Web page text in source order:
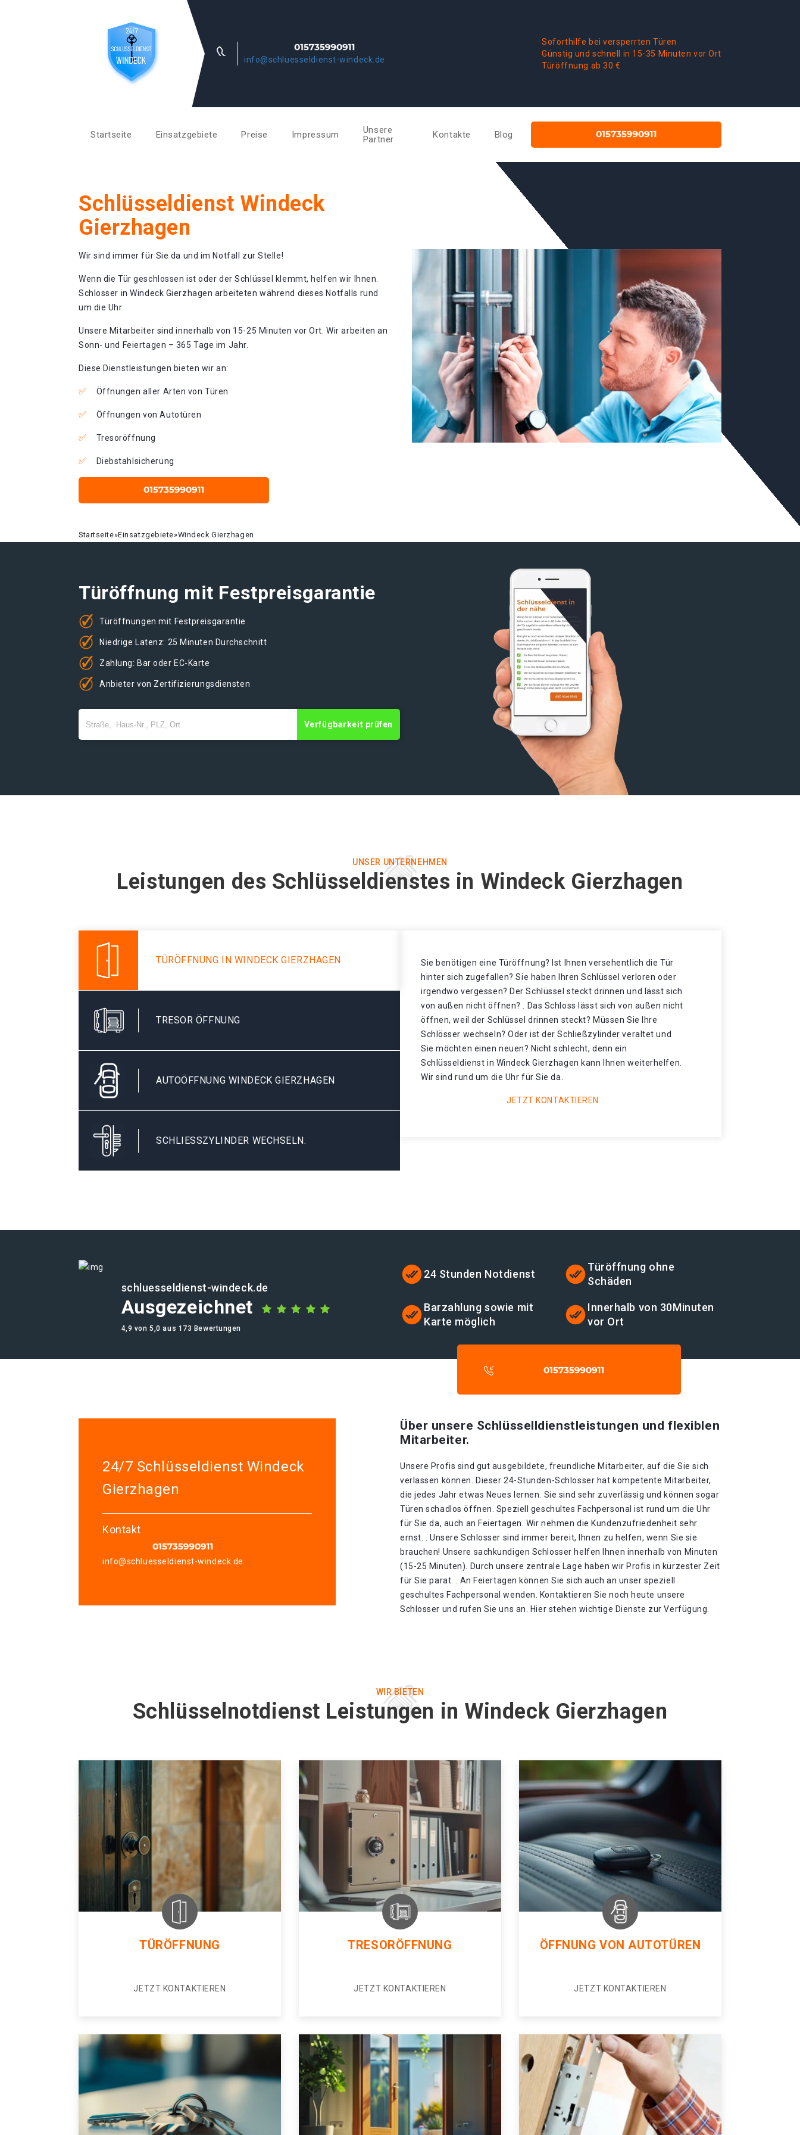
info@schluesseldienst-windeck.de
Soforthilfe bei versperrten Türen
Günstig und schnell in 15-35 Minuten vor Ort
Türöffnung ab 30 €
Startseite Einsatzgebiete Preise Impressum
Unsere
Partner
Kontakte Blog
Schlüsseldienst Windeck
Gierzhagen
Wir sind immer für Sie da und im Notfall zur Stelle!
Wenn die Tür geschlossen ist oder der Schlüssel klemmt, helfen wir Ihnen.
Schlosser in Windeck Gierzhagen arbeiteten während dieses Notfalls rund
um die Uhr.
Unsere Mitarbeiter sind innerhalb von 15-25 Minuten vor Ort. Wir arbeiten an
Sonn- und Feiertagen – 365 Tage im Jahr.
Diese Dienstleistungen bieten wir an:
Öffnungen aller Arten von Türen
Öffnungen von Autotüren
Tresoröffnung
Diebstahlsicherung
Startseite»Einsatzgebiete»Windeck Gierzhagen
Türöffnung mit Festpreisgarantie
Türöffnungen mit Festpreisgarantie
Niedrige Latenz: 25 Minuten Durchschnitt
Zahlung: Bar oder EC-Karte
Anbieter von Zertifizierungsdiensten
Verfügbarkeit prüfen
UNSER UNTERNEHMEN
Leistungen des Schlüsseldienstes in Windeck Gierzhagen
TÜRÖFFNUNG IN WINDECK GIERZHAGEN
TRESOR ÖFFNUNG
AUTOÖFFNUNG WINDECK GIERZHAGEN
SCHLIESSZYLINDER WECHSELN.
Sie benötigen eine Türöffnung? Ist Ihnen versehentlich die Tür
hinter sich zugefallen? Sie haben Ihren Schlüssel verloren oder
irgendwo vergessen? Der Schlüssel steckt drinnen und lässt sich
von außen nicht öffnen? . Das Schloss lässt sich von außen nicht
öffnen, weil der Schlüssel drinnen steckt? Müssen Sie Ihre
Schlösser wechseln? Oder ist der Schließzylinder veraltet und
Sie möchten einen neuen? Nicht schlecht, denn ein
Schlüsseldienst in Windeck Gierzhagen kann Ihnen weiterhelfen.
Wir sind rund um die Uhr für Sie da.
JETZT KONTAKTIEREN
schluesseldienst-windeck.de
Ausgezeichnet
4,9 von 5,0 aus 173 Bewertungen
24 Stunden Notdienst
Türöffnung ohne
Schäden
Barzahlung sowie mit
Karte möglich
Innerhalb von 30Minuten
vor Ort
24/7 Schlüsseldienst Windeck
Gierzhagen
Kontakt
info@schluesseldienst-windeck.de
Über unsere Schlüsselldienstleistungen und flexiblen
Mitarbeiter.
Unsere Profis sind gut ausgebildete, freundliche Mitarbeiter, auf die Sie sich
verlassen können. Dieser 24-Stunden-Schlosser hat kompetente Mitarbeiter,
die jedes Jahr etwas Neues lernen. Sie sind sehr zuverlässig und können sogar
Türen schadlos öffnen. Speziell geschultes Fachpersonal ist rund um die Uhr
für Sie da, auch an Feiertagen. Wir nehmen die Kundenzufriedenheit sehr
ernst. . Unsere Schlosser sind immer bereit, Ihnen zu helfen, wenn Sie sie
brauchen! Unsere sachkundigen Schlosser helfen Ihnen innerhalb von Minuten
(15-25 Minuten). Durch unsere zentrale Lage haben wir Profis in kürzester Zeit
für Sie parat. . An Feiertagen können Sie sich auch an unser speziell
geschultes Fachpersonal wenden. Kontaktieren Sie noch heute unsere
Schlosser und rufen Sie uns an. Hier stehen wichtige Dienste zur Verfügung.
WIR BIETEN
Schlüsselnotdienst Leistungen in Windeck Gierzhagen
TÜRÖFFNUNG
JETZT KONTAKTIEREN
TRESORÖFFNUNG
JETZT KONTAKTIEREN
ÖFFNUNG VON AUTOTÜREN
JETZT KONTAKTIEREN